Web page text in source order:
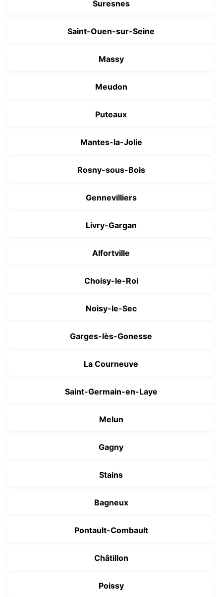
Suresnes
Saint-Ouen-sur-Seine
Massy
Meudon
Puteaux
Mantes-la-Jolie
Rosny-sous-Bois
Gennevilliers
Livry-Gargan
Alfortville
Choisy-le-Roi
Noisy-le-Sec
Garges-lès-Gonesse
La Courneuve
Saint-Germain-en-Laye
Melun
Gagny
Stains
Bagneux
Pontault-Combault
Châtillon
Poissy